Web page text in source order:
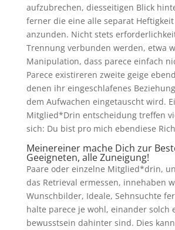
aufzubrechen, diesseitigen Blick
ferner die eine alle separat
anzunden. Nicht stets
Trennung verbunden werden, etwa
Manipulation, dass parece einfach
Parece existireren zweite geige
denen ihr eingeschlafenes
dem Aufwachen eingetauscht wird.
Mitglied*Drin entscheidung treffen
sich: Du bist pro mich ebendiese
Meinereiner mache Dich zur
Geeigneten, alle Zuneigung!
Paare oder einzelne Mitglied*drin,
das Retrieval ermessen, innehaben
Wunschbilder, Ideale, Sehnsuchte
halte parece je wohl, einander solch
bewusstsein dahinter sind. Dies